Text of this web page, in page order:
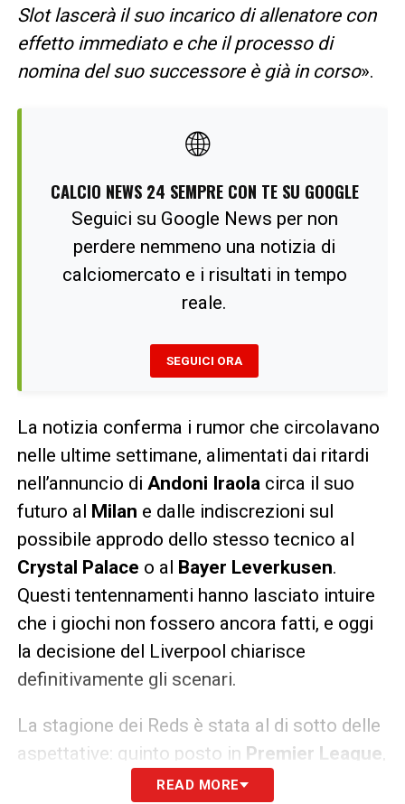
Slot lascerà il suo incarico di allenatore con
effetto immediato e che il processo di
nomina del suo successore è già in corso».
🌐
CALCIO NEWS 24 SEMPRE CON TE SU GOOGLE
Seguici su Google News per non
perdere nemmeno una notizia di
calciomercato e i risultati in tempo
reale.
SEGUICI ORA
La notizia conferma i rumor che circolavano
nelle ultime settimane, alimentati dai ritardi
nell’annuncio di Andoni Iraolacirca il suo
futuro al
Milan e dalle indiscrezioni sul
possibile approdo dello stesso tecnico al
Crystal Palace o al Bayer Leverkusen.
Questi tentennamenti hanno lasciato intuire
che i giochi non fossero ancora fatti, e oggi
la decisione del Liverpool chiarisce
definitivamente gli scenari.
La stagione dei Reds è stata al di sotto delle
aspettative: quinto posto in Premier League
eliminazione ai quarti diChampions League
READ MORE